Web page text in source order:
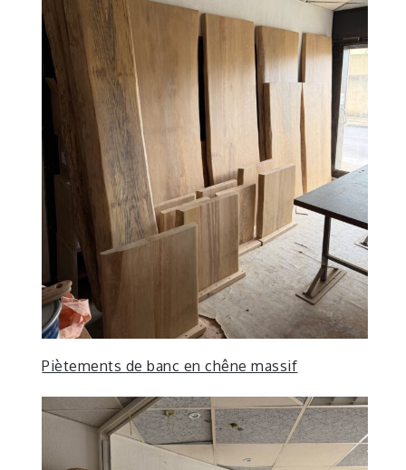
Piètements de banc en chêne massif